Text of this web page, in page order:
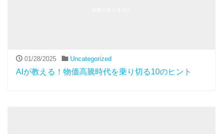
01/28/2025 Uncategorized
AIが教える！物価高騰時代を乗り切る10のヒント